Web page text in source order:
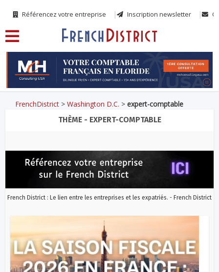
Référencez votre entreprise Inscription newsletter
FrenchDistrict >Washington D.C. >expert-comptable
THÈME - EXPERT-COMPTABLE
French District : Le lien entre les entreprises et les expatriés. - French District